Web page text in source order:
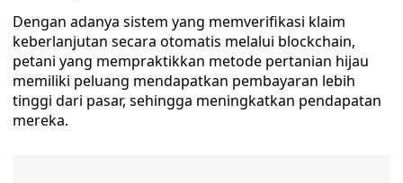
Dengan adanya sistem yang memverifikasi klaim
keberlanjutan secara otomatis melalui blockchain,
petani yang mempraktikkan metode pertanian hijau
memiliki peluang mendapatkan pembayaran lebih
tinggi dari pasar, sehingga meningkatkan pendapatan
mereka.